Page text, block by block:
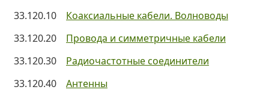
33.120.10
Коаксиальные кабели. Волноводы
33.120.20
Провода и симметричные кабели
33.120.30
Радиочастотные соединители
33.120.40
Антенны